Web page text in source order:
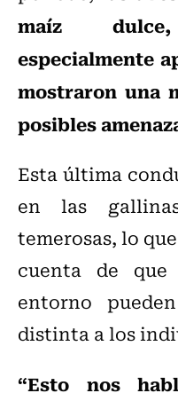
maíz
especialmente
mostraron una
posibles
Esta última
en las
temerosas, lo
cuenta de
entorno
distinta a los
“Esto nos